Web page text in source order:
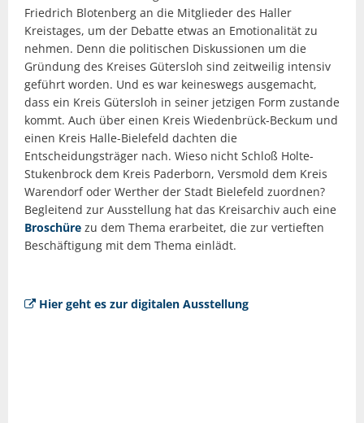
Friedrich Blotenberg an die Mitglieder des Haller
Kreistages, um der Debatte etwas an Emotionalität zu
nehmen. Denn die politischen Diskussionen um die
Gründung des Kreises Gütersloh sind zeitweilig intensiv
geführt worden. Und es war keineswegs ausgemacht,
dass ein Kreis Gütersloh in seiner jetzigen Form zustande
kommt. Auch über einen Kreis Wiedenbrück-Beckum und
einen Kreis Halle-Bielefeld dachten die
Entscheidungsträger nach. Wieso nicht Schloß Holte-
Stukenbrock dem Kreis Paderborn, Versmold dem Kreis
Warendorf oder Werther der Stadt Bielefeld zuordnen?
Begleitend zur Ausstellung hat das Kreisarchiv auch eine
Broschüre zu dem Thema erarbeitet, die zur vertieften
Beschäftigung mit dem Thema einlädt.
Hier geht es zur digitalen Ausstellung